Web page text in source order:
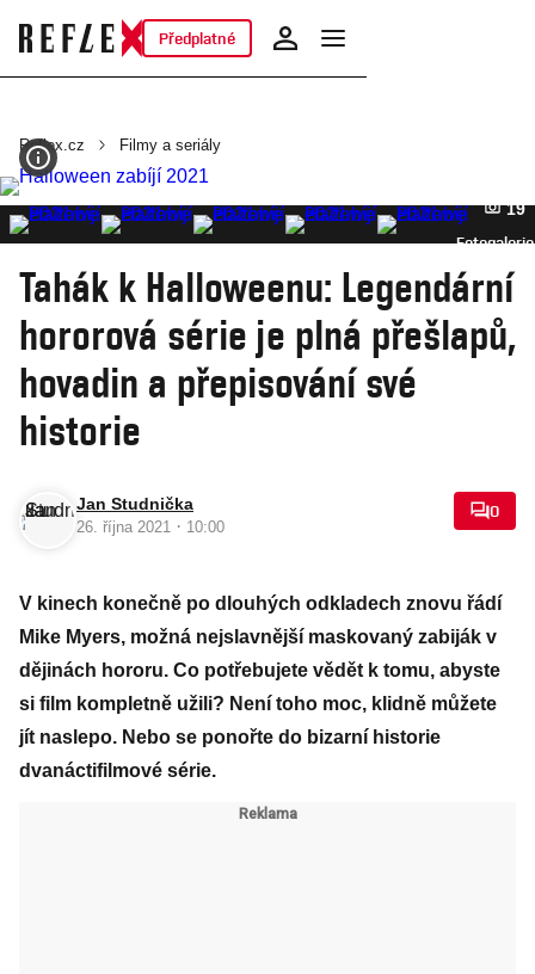
Předplatné
Reflex.cz Filmy a seriály
19
Fotogalerie
Tahák k Halloweenu: Legendární
hororová série je plná přešlapů,
hovadin a přepisování své
historie
Jan Studnička
26. října 2021 · 10:00
0
V kinech konečně po dlouhých odkladech znovu řádí
Mike Myers, možná nejslavnější maskovaný zabiják v
dějinách hororu. Co potřebujete vědět k tomu, abyste
si film kompletně užili? Není toho moc, klidně můžete
jít naslepo. Nebo se ponořte do bizarní historie
dvanáctifilmové série.